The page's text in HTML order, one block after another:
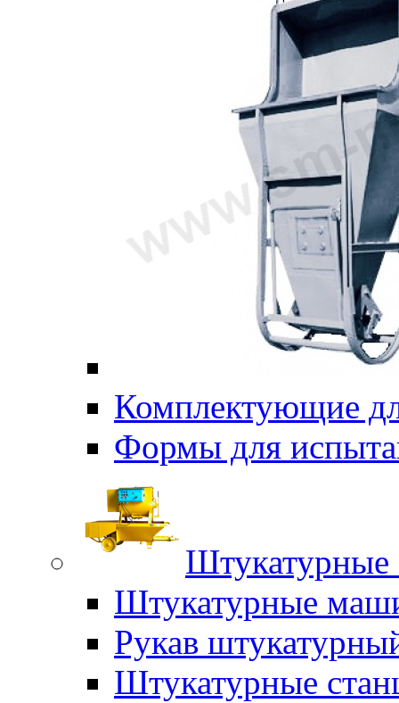
Комплектующие
Формы для
Штукатурные
Штукатурные
Рукав
Штукатурные